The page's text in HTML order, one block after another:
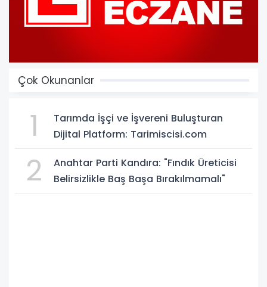
Çok Okunanlar
1
Tarımda İşçi ve İşvereni Buluşturan
Dijital Platform: Tarimiscisi.com
2
Anahtar Parti Kandıra: "Fındık Üreticisi
Belirsizlikle Baş Başa Bırakılmamalı"